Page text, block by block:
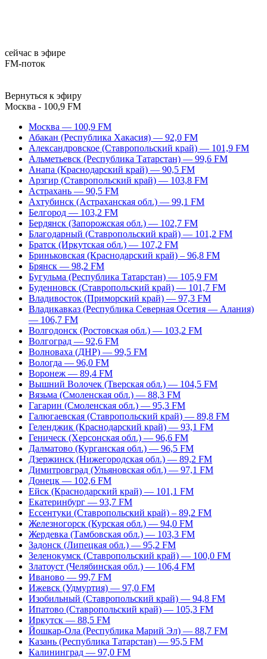
сейчас в эфире
FM-поток
Вернуться к эфиру
Москва - 100,9 FM
Москва — 100,9 FM
Абакан (Республика Хакасия) — 92,0 FM
Александровское (Ставропольский край) — 101,9 FM
Альметьевск (Республика Татарстан) — 99,6 FM
Анапа (Краснодарский край) — 90,5 FM
Арзгир (Ставропольский край) — 103,8 FM
Астрахань — 90,5 FM
Ахтубинск (Астраханская обл.) — 99,1 FM
Белгород — 103,2 FM
Бердянск (Запорожская обл.) — 102,7 FM
Благодарный (Ставропольский край) — 101,2 FM
Братск (Иркутская обл.) — 107,2 FM
Бриньковская (Краснодарский край) – 96,8 FM
Брянск — 98,2 FM
Бугульма (Республика Татарстан) — 105,9 FM
Буденновск (Ставропольский край) — 101,7 FM
Владивосток (Приморский край) — 97,3 FM
Владикавказ (Республика Северная Осетия — Алания)
— 106,7 FM
Волгодонск (Ростовская обл.) — 103,2 FM
Волгоград — 92,6 FM
Волноваха (ДНР) — 99,5 FM
Вологда — 96,0 FM
Воронеж — 89,4 FM
Вышний Волочек (Тверская обл.) — 104,5 FM
Вязьма (Смоленская обл.) — 88,3 FM
Гагарин (Смоленская обл.) — 95,3 FM
Галюгаевская (Ставропольский край) — 89,8 FM
Геленджик (Краснодарский край) — 93,1 FM
Геническ (Херсонская обл.) — 96,6 FM
Далматово (Курганская обл.) — 96,5 FM
Дзержинск (Нижегородская обл.) — 89,2 FM
Димитровград (Ульяновская обл.) — 97,1 FM
Донецк — 102,6 FM
Ейск (Краснодарский край) — 101,1 FM
Екатеринбург — 93,7 FM
Ессентуки (Ставропольский край) – 89,2 FM
Железногорск (Курская обл.) — 94,0 FM
Жердевка (Тамбовская обл.) — 103,3 FM
Задонск (Липецкая обл.) — 95,2 FM
Зеленокумск (Ставропольский край) — 100,0 FM
Златоуст (Челябинская обл.) — 106,4 FM
Иваново — 99,7 FM
Ижевск (Удмуртия) — 97,0 FM
Изобильный (Ставропольский край) — 94,8 FM
Ипатово (Ставропольский край) — 105,3 FM
Иркутск — 88,5 FM
Йошкар-Ола (Республика Марий Эл) — 88,7 FM
Казань (Республика Татарстан) — 95,5 FM
Калининград — 97,0 FM